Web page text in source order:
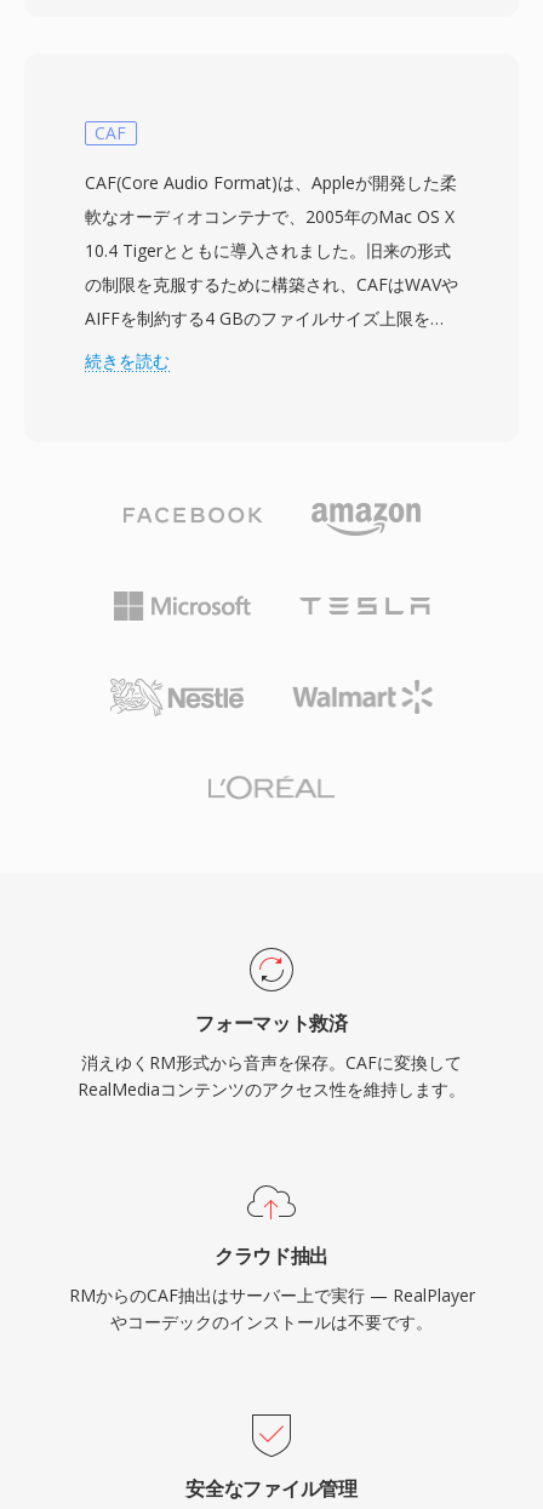
RealNetworksはブロードバンドが普及する以前
駆けました。フォーマットは固定ビットレートエ
ンコーディングと前方誤り訂正をサポートするプ
ロプライエタリなコンテナ構造を使用し、不安定
なダイヤルアップ回線でも比較的スムーズな再生
を可能にしました。RMファイルは異なるビット
レートの複数のストリームを格納でき、
タをサポートし、RealNetworksは効率的なネッ
トワーク配信のためにRTSPおよびPNAストリー
しました。RMの圧縮はその時代としては印象的
kbpsという低ビットレートでも視聴可能な映像
を配信しました。RealMediaは現代のストリーミ
ファイルは初期のインターネット時代のアーカイ
CAF
CAF(Core Audio Format)は、Appleが開発した柔
軟なオーディオコンテナで、2005年のMac OS X
10.4 Tigerとともに導入されました。旧来の形式
の制限を克服するために構築され、CAFはWAVや
AIFFを制約する4 GBのファイルサイズ上限を排
除し、理論上は無制限の長さをサポートします。
ウト、マーカー領域、アノテーション、MIDIデ
オを格納します。決定的な利点は、極めて長い録
音の処理です — 放送局やフィールドレコーディ
オをキャプチャできます。柔軟なコーデックサポ
圧縮音声であれ、1つのコンテナで対応できま
す。多様性とスケーラビリティの両方を必要とす
るAppleエコシステムのワークフローにとって、
CAFは非常に優れた選択肢です。
続きを読む
フォーマット救済
消えゆくRM形式から音声を保存。CAFに変換して
RealMediaコンテンツのアクセス性を維持します。
クラウド抽出
RMからのCAF抽出はサーバー上で実行 — RealPlayer
やコーデックのインストールは不要です。
安全なファイル管理